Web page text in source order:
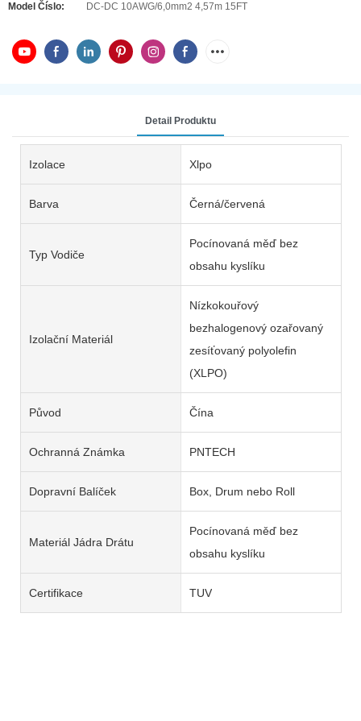
Model Číslo: DC-DC 10AWG/6,0mm2 4,57m 15FT
Detail Produktu
Izolace Xlpo
Barva Černá/červená
Typ Vodiče
Pocínovaná měď bez
obsahu kyslíku
Izolační Materiál
Nízkokouřový
bezhalogenový ozařovaný
zesíťovaný polyolefin
(XLPO)
Původ Čína
Ochranná Známka PNTECH
Dopravní Balíček Box, Drum nebo Roll
Materiál Jádra Drátu
Pocínovaná měď bez
obsahu kyslíku
Certifikace TUV